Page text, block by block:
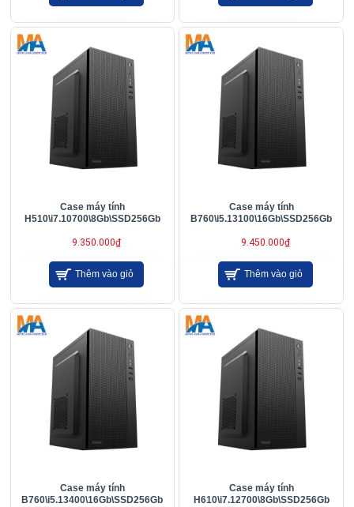
Case máy tính
H510\i7.10700\8Gb\SSD256Gb
9.350.000₫
Thêm vào giỏ
Case máy tính
B760\i5.13100\16Gb\SSD256Gb
9.450.000₫
Thêm vào giỏ
Case máy tính
B760\i5.13400\16Gb\SSD256Gb
Case máy tính
H610\i7.12700\8Gb\SSD256Gb